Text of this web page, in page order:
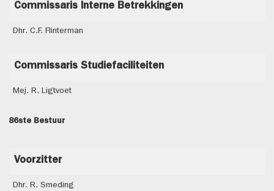
Commissaris Interne Betrekkingen
Dhr. C.F. Flinterman
Commissaris Studiefaciliteiten
Mej. R. Ligtvoet
86ste Bestuur
Voorzitter
Dhr. R. Smeding